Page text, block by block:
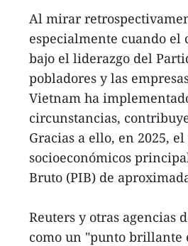
Al mirar
especialmente cuando
bajo el liderazgo del
pobladores y las
Vietnam ha
circunstancias,
Gracias a ello, en 2025,
socioeconómicos
Bruto (PIB) de
Reuters y otras agencias
como un "punto brillante